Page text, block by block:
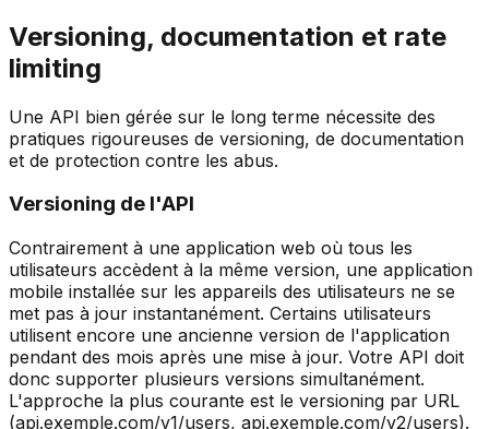
Versioning, documentation et rate
limiting
Une API bien gérée sur le long terme nécessite des
pratiques rigoureuses de versioning, de documentation
et de protection contre les abus.
Versioning de l'API
Contrairement à une application web où tous les
utilisateurs accèdent à la même version, une application
mobile installée sur les appareils des utilisateurs ne se
met pas à jour instantanément. Certains utilisateurs
utilisent encore une ancienne version de l'application
pendant des mois après une mise à jour. Votre API doit
donc supporter plusieurs versions simultanément.
L'approche la plus courante est le versioning par URL
(api.exemple.com/v1/users, api.exemple.com/v2/users).